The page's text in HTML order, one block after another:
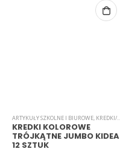
ARTYKUŁY SZKOLNE I BIUROWE, KREDKI/MARKERY/PISAKI
KREDKI KOLOROWE
TRÓJKĄTNE JUMBO KIDEA
12 SZTUK